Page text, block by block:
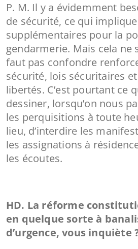
P. M. Il y a évidemment
de sécurité, ce qui
supplémentaires pour la
gendarmerie. Mais cela ne
faut pas confondre
sécurité, lois sécuritaires
libertés. C’est pourtant ce
dessiner, lorsqu’on nous
les perquisitions à toute
lieu, d’interdire les
les assignations à
les écoutes.
HD. La réforme
en quelque sorte à
d’urgence, vous inquiète